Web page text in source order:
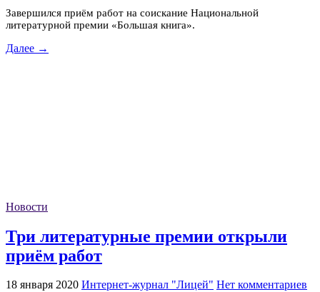
Завершился приём работ на соискание Национальной
литературной премии «Большая книга».
Далее →
Новости
Три литературные премии открыли
приём работ
18 января 2020 Интернет-журнал "Лицей" Нет комментариев